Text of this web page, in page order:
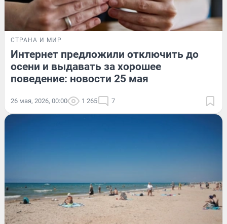
СТРАНА И МИР
Интернет предложили отключить до
осени и выдавать за хорошее
поведение: новости 25 мая
26 мая, 2026, 00:00 1 265 7